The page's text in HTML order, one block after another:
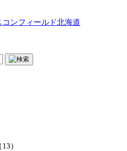
ンフィールド北海道
13）